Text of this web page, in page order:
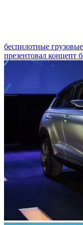
беспилотные
презентовал